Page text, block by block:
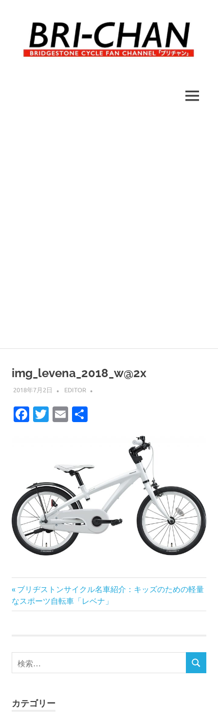
MENU
img_levena_2018_w@2x
2018年7月2日 EDITOR
Facebook
Twitter
Email
投
稿
ビ
ゲ
前
の
記
ブリヂストンサイクル名車紹介：キッズのための軽量
なスポーツ自転車「レベナ」
検
索
検
カテゴリー